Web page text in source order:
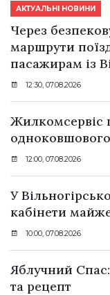
АКТУАЛЬНІ НОВИНИ
Через
маршрути
пасажирам із
12:30, 07.08.2026
Жилкомсервіс
12:00, 07.08.2026
У
кабінети
10:00, 07.08.2026
Яблучний Спас:
та рецепт